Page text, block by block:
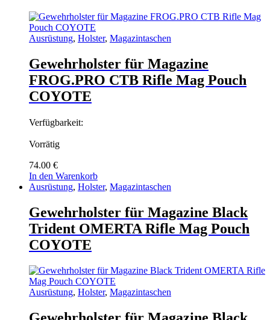
Ausrüstung, Holster, Magazintaschen
Gewehrholster für Magazine
FROG.PRO CTB Rifle Mag Pouch
COYOTE
Verfügbarkeit:
Vorrätig
74.00 €
In den Warenkorb
Ausrüstung, Holster, Magazintaschen
Gewehrholster für Magazine Black
Trident OMERTA Rifle Mag Pouch
COYOTE
Ausrüstung, Holster, Magazintaschen